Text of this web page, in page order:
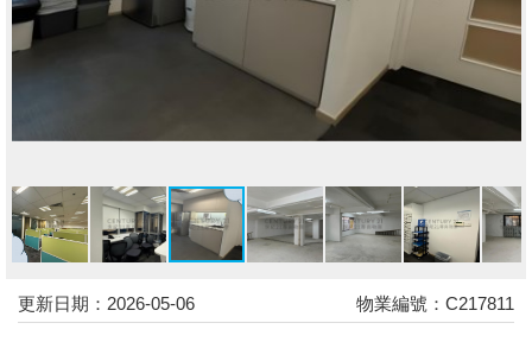
更新日期：2026-05-06 物業編號：C217811